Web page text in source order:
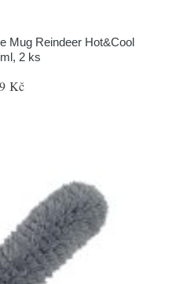
Mug Reindeer Hot&Cool
2 ks
Kč